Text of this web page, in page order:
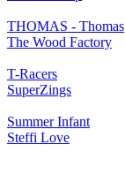
THOMAS - Thomas
The Wood Factory
T-Racers
SuperZings
Summer Infant
Steffi Love